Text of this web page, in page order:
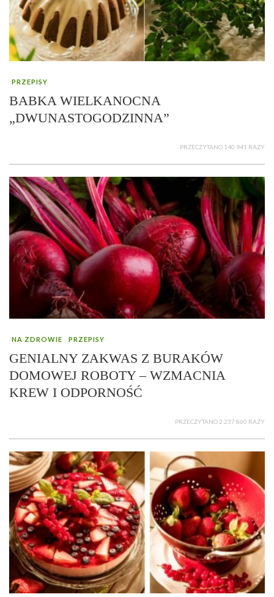
PRZEPISY
BABKA WIELKANOCNA
„DWUNASTOGODZINNA”
PRZECZYTANO 140 941 RAZY
NA ZDROWIE PRZEPISY
GENIALNY ZAKWAS Z BURAKÓW
DOMOWEJ ROBOTY – WZMACNIA
KREW I ODPORNOŚĆ
PRZECZYTANO 2 237 860 RAZY